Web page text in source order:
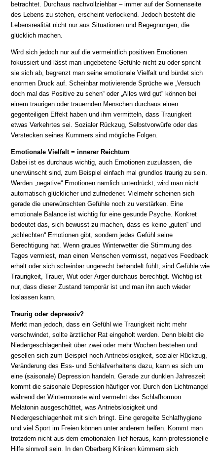
betrachtet. Durchaus nachvollziehbar – immer auf der Sonnenseite
des Lebens zu stehen, erscheint verlockend. Jedoch besteht die
Lebensrealität nicht nur aus Situationen und Begegnungen, die
glücklich machen.
Wird sich jedoch nur auf die vermeintlich positiven Emotionen
fokussiert und lässt man ungebetene Gefühle nicht zu oder spricht
sie sich ab, begrenzt man seine emotionale Vielfalt und bürdet sich
enormen Druck auf. Scheinbar motivierende Sprüche wie „Versuch
doch mal das Positive zu sehen“ oder „Alles wird gut“ können bei
einem traurigen oder trauernden Menschen durchaus einen
gegenteiligen Effekt haben und ihm vermitteln, dass Traurigkeit
etwas Verkehrtes sei. Sozialer Rückzug, Selbstvorwürfe oder das
Verstecken seines Kummers sind mögliche Folgen.
Emotionale Vielfalt = innerer Reichtum
Dabei ist es durchaus wichtig, auch Emotionen zuzulassen, die
unerwünscht sind, zum Beispiel einfach mal grundlos traurig zu sein.
Werden „negative“ Emotionen nämlich unterdrückt, wird man nicht
automatisch glücklicher und zufriedener. Vielmehr scheinen sich
gerade die unerwünschten Gefühle noch zu verstärken. Eine
emotionale Balance ist wichtig für eine gesunde Psyche. Konkret
bedeutet das, sich bewusst zu machen, dass es keine „guten“ und
„schlechten“ Emotionen gibt, sondern jedes Gefühl seine
Berechtigung hat. Wenn graues Winterwetter die Stimmung des
Tages vermiest, man einen Menschen vermisst, negatives Feedback
erhält oder sich scheinbar ungerecht behandelt fühlt, sind Gefühle wie
Traurigkeit, Trauer, Wut oder Ärger durchaus berechtigt. Wichtig ist
nur, dass dieser Zustand temporär ist und man ihn auch wieder
loslassen kann.
Traurig oder depressiv?
Merkt man jedoch, dass ein Gefühl wie Traurigkeit nicht mehr
verschwindet, sollte ärztlicher Rat eingeholt werden. Denn bleibt die
Niedergeschlagenheit über zwei oder mehr Wochen bestehen und
gesellen sich zum Beispiel noch Antriebslosigkeit, sozialer Rückzug,
Veränderung des Ess- und Schlafverhaltens dazu, kann es sich um
eine (saisonale) Depression handeln. Gerade zur dunklen Jahreszeit
kommt die saisonale Depression häufiger vor. Durch den Lichtmangel
während der Wintermonate wird vermehrt das Schlafhormon
Melatonin ausgeschüttet, was Antriebslosigkeit und
Niedergeschlagenheit mit sich bringt. Eine geregelte Schlafhygiene
und viel Sport im Freien können unter anderem helfen. Kommt man
trotzdem nicht aus dem emotionalen Tief heraus, kann professionelle
Hilfe sinnvoll sein. In den Oberberg Kliniken kümmern sich